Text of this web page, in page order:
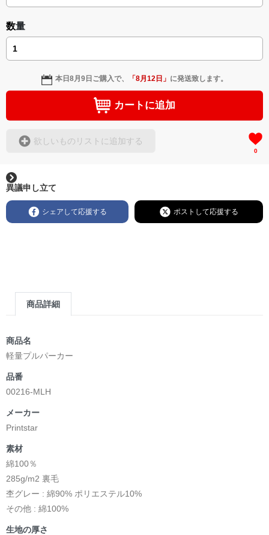
数量
本日8月9日 ご購入で、 「8月12日 」 に発送致します。
カートに追加
欲しいものリストに追加する
0
異議申し立て
シェアして応援する ポストして応援する
商品詳細
商品名
軽量プルパーカー
品番
00216-MLH
メーカー
Printstar
素材
綿100％
285g/m2 裏毛
杢グレー : 綿90% ポリエステル10%
その他 : 綿100%
生地の厚さ